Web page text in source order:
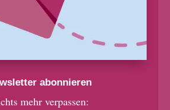
abonnieren
mehr verpassen: